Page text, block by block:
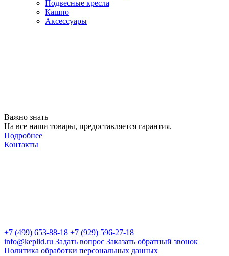
Подвесные кресла
Кашпо
Аксессуары
Важно знать
На все наши товары, предоставляется гарантия.
Подробнее
Контакты
+7 (499) 653-88-18 +7 (929) 596-27-18
info@keplid.ru Задать вопрос Заказать обратный звонок
Политика обработки персональных данных